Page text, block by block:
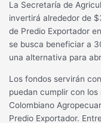
La Secretaría de
invertirá alrededor de
de Predio Exportador
se busca beneficiar a
una alternativa para
Los fondos servirán
puedan cumplir con
Colombiano
Predio Exportador.